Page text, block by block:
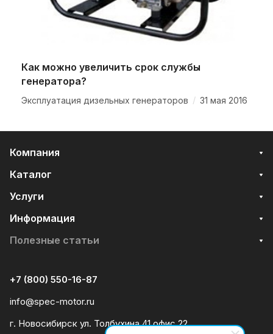
Как можно увеличить срок службы
генератора?
Эксплуатация дизельных генераторов / 31 мая 2016
Компания
Каталог
Услуги
Информация
Полезные статьи
+7 (800) 550-16-87
info@spec-motor.ru
г. Новосибирск ул. Толбухина 41 офис 22